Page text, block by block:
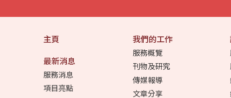
主頁
最新消息
服務消息
項目亮點
我們的工作
服務概覽
刊物及研究
傳媒報導
文章分享